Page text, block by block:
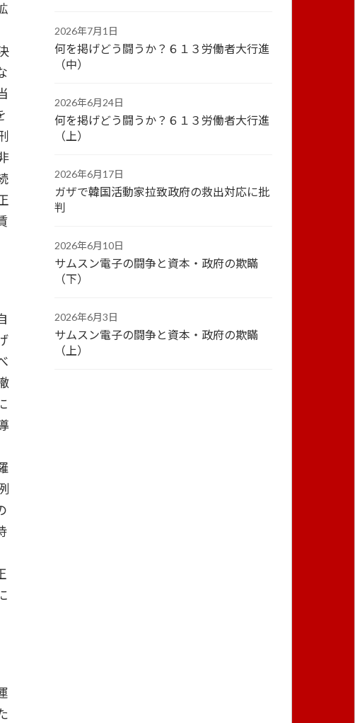
2026年7月1日
何を掲げどう闘うか？６１３労働者大行進
（中）
2026年6月24日
何を掲げどう闘うか？６１３労働者大行進
（上）
2026年6月17日
ガザで韓国活動家拉致政府の救出対応に批
判
2026年6月10日
サムスン電子の闘争と資本・政府の欺瞞
（下）
2026年6月3日
サムスン電子の闘争と資本・政府の欺瞞
（上）